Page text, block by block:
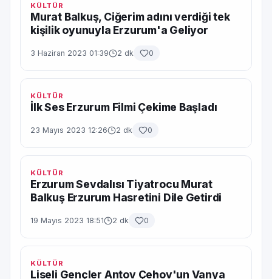
KÜLTÜR
Murat Balkuş, Ciğerim adını verdiği tek
kişilik oyunuyla Erzurum'a Geliyor
3 Haziran 2023 01:39 2 dk 0
KÜLTÜR
İlk Ses Erzurum Filmi Çekime Başladı
23 Mayıs 2023 12:26 2 dk 0
KÜLTÜR
Erzurum Sevdalısı Tiyatrocu Murat
Balkuş Erzurum Hasretini Dile Getirdi
19 Mayıs 2023 18:51 2 dk 0
KÜLTÜR
Liseli Gençler Antov Çehov'un Vanya